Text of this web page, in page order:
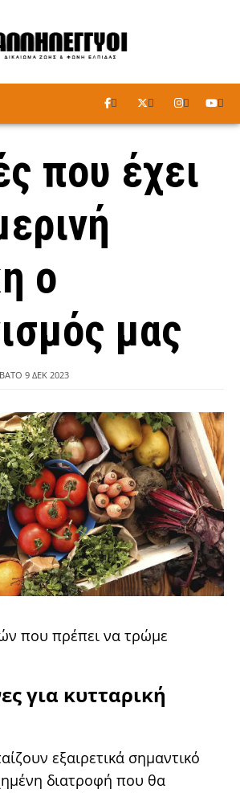
ΤΟ ΡΑΔΙΟΦΩΝΟ
που έχει
ο
μας
9 ΔΕΚ 2023
που πρέπει να τρώμε
για κυτταρική
εξαιρετικά σημαντικό
διατροφή που θα